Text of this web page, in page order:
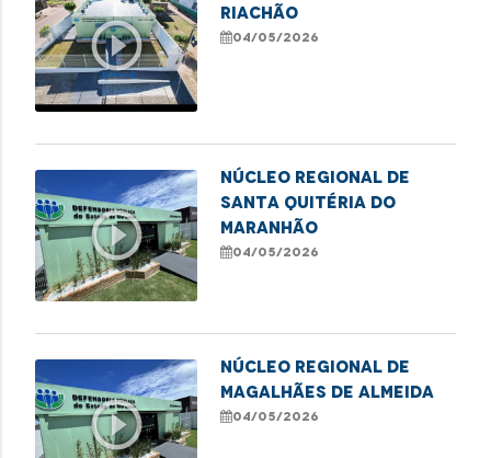
play_circle_outline
RIACHÃO
04/05/2026
play_circle_outline
NÚCLEO REGIONAL DE
SANTA QUITÉRIA DO
MARANHÃO
04/05/2026
play_circle_outline
NÚCLEO REGIONAL DE
MAGALHÃES DE ALMEIDA
04/05/2026